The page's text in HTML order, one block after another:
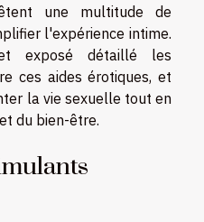
une multitude de
l'expérience intime.
exposé détaillé les
ces aides érotiques, et
la vie sexuelle tout en
du bien-être.